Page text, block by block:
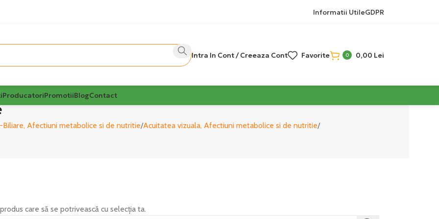
Informatii UtileGDPR
Intra In Cont / Creeaza Cont Favorite 0 0,00 Lei
ProducatoriPromotiiBlogContact
Afectiuni metabolice si de nutritie Acuitatea vizuala, Afectiuni metabolice si de nutritie
care să se potrivească cu selecția ta.